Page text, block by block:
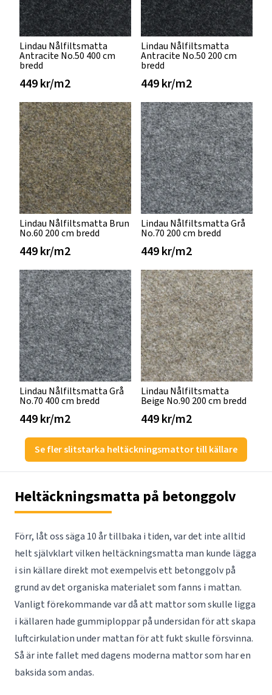
Lindau Nålfiltsmatta
Antracite No.50 400 cm
bredd
449 kr/m2
Lindau Nålfiltsmatta
Antracite No.50 200 cm
bredd
449 kr/m2
Lindau Nålfiltsmatta Brun
No.60 200 cm bredd
449 kr/m2
Lindau Nålfiltsmatta Grå
No.70 200 cm bredd
449 kr/m2
Lindau Nålfiltsmatta Grå
No.70 400 cm bredd
449 kr/m2
Lindau Nålfiltsmatta
Beige No.90 200 cm bredd
449 kr/m2
Se fler slitstarka heltäckningsmattor till källare
Heltäckningsmatta på betonggolv
Förr, låt oss säga 10 år tillbaka i tiden, var det inte alltid
helt självklart vilken heltäckningsmatta man kunde lägga
i sin källare direkt mot exempelvis ett betonggolv på
grund av det organiska materialet som fanns i mattan.
Vanligt förekommande var då att mattor som skulle ligga
i källaren hade gummiploppar på undersidan för att skapa
luftcirkulation under mattan för att fukt skulle försvinna.
Så är inte fallet med dagens moderna mattor som har en
baksida som andas.